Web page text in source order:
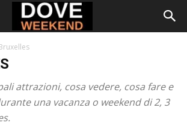
attrazioni, cosa vedere, cosa fare e
una vacanza o weekend di 2, 3